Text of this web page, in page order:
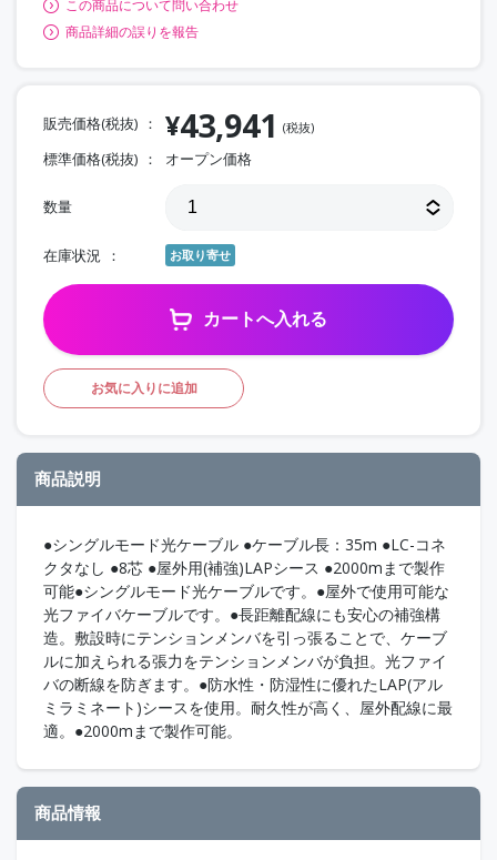
この商品について問い合わせ
商品詳細の誤りを報告
販売価格(税抜) ¥43,941 (税抜)
標準価格(税抜) オープン価格
数量
在庫状況 お取り寄せ
カートへ入れる
お気に入りに追加
商品説明
●シングルモード光ケーブル ●ケーブル長：35m ●LC-コネ
クタなし ●8芯 ●屋外用(補強)LAPシース ●2000mまで製作
可能●シングルモード光ケーブルです。●屋外で使用可能な
光ファイバケーブルです。●長距離配線にも安心の補強構
造。敷設時にテンションメンバを引っ張ることで、ケーブ
ルに加えられる張力をテンションメンバが負担。光ファイ
バの断線を防ぎます。●防水性・防湿性に優れたLAP(アル
ミラミネート)シースを使用。耐久性が高く、屋外配線に最
適。●2000mまで製作可能。
商品情報